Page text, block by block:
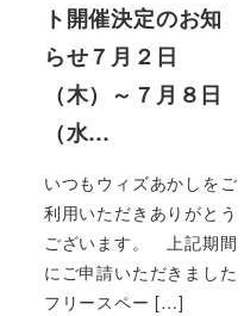
ト開催決定のお知
らせ７月２日
（木）～７月８日
（水…
いつもウィズあかしをご
利用いただきありがとう
ございます。 上記期間
にご申請いただきました
フリースペー […]